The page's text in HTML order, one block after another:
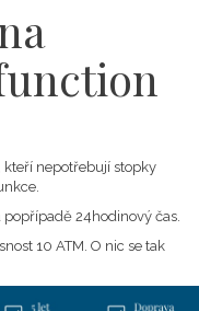
nepotřebují stopky
24hodinový čas.
10 ATM. O nic se tak